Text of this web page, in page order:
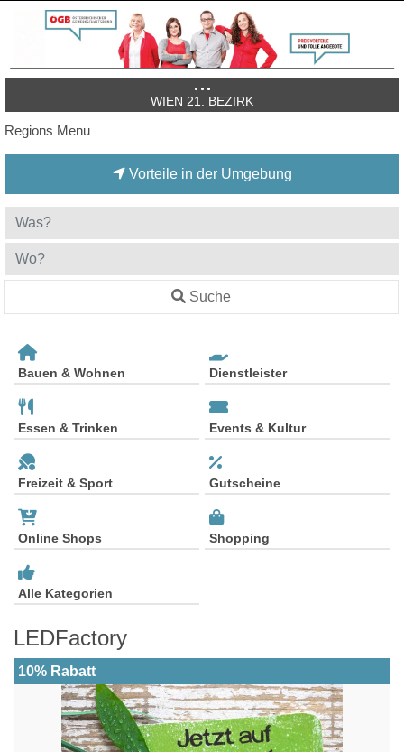
WIEN 21. BEZIRK
Regions Menu
Vorteile in der Umgebung
Suche
Bauen & Wohnen Dienstleister
Essen & Trinken Events & Kultur
Freizeit & Sport Gutscheine
Online Shops Shopping
Alle Kategorien
LEDFactory
10% Rabatt